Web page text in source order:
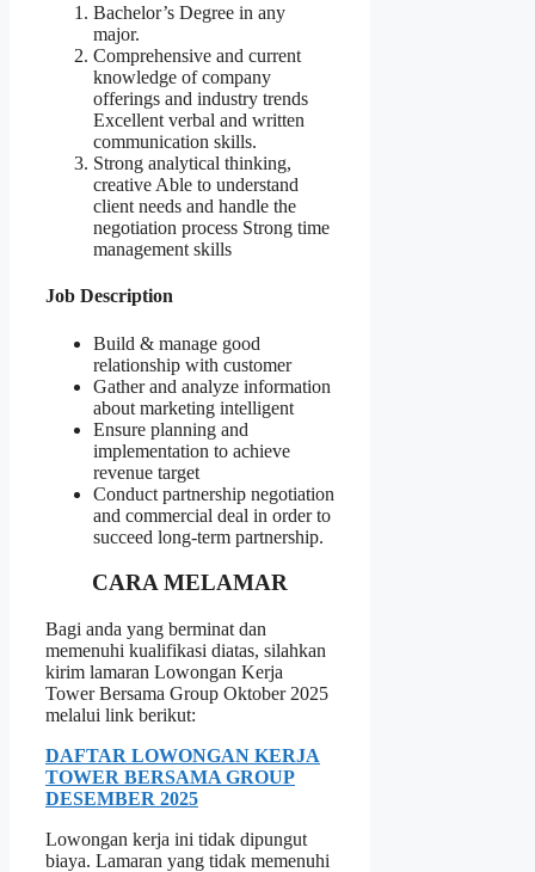
Bachelor’s Degree in any
major.
Comprehensive and current
knowledge of company
offerings and industry trends
Excellent verbal and written
communication skills.
Strong analytical thinking,
creative Able to understand
client needs and handle the
negotiation process Strong time
management skills
Job Description
Build & manage good
relationship with customer
Gather and analyze information
about marketing intelligent
Ensure planning and
implementation to achieve
revenue target
Conduct partnership negotiation
and commercial deal in order to
succeed long-term partnership.
CARA MELAMAR
Bagi anda yang berminat dan
memenuhi kualifikasi diatas, silahkan
kirim lamaran Lowongan Kerja
Tower Bersama Group Oktober 2025
melalui link berikut:
DAFTAR LOWONGAN KERJA
TOWER BERSAMA GROUP
DESEMBER 2025
Lowongan kerja ini tidak dipungut
biaya. Lamaran yang tidak memenuhi